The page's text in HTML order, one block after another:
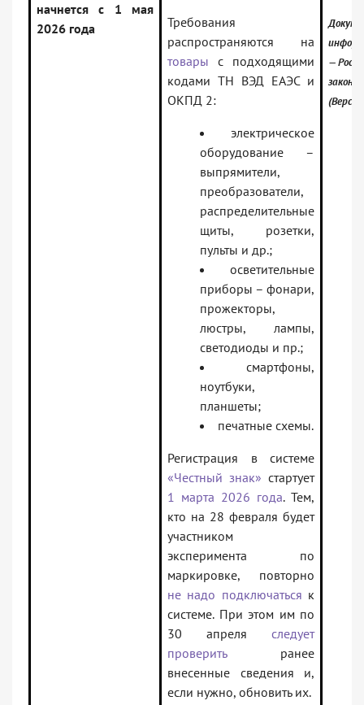
начнется с 1 мая
2026 года
Требования
распространяются на
товары с подходящими
кодами ТН ВЭД ЕАЭС и
ОКПД 2:
электрическое
оборудование –
выпрямители,
преобразователи,
распределительные
щиты, розетки,
пульты и др.;
осветительные
приборы – фонари,
прожекторы,
люстры, лампы,
светодиоды и пр.;
смартфоны,
ноутбуки,
планшеты;
печатные схемы.
Регистрация в системе
«Честный знак» стартует
1 марта 2026 года. Тем,
кто на 28 февраля будет
участником
эксперимента по
маркировке, повторно
не надо подключаться к
системе. При этом им по
30 апреля следует
проверитьранее
внесенные сведения и,
если нужно, обновить их.
—